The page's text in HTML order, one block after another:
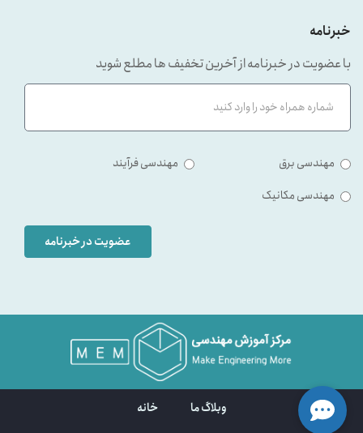
خبرنامه
با عضویت در خبرنامه از آخرین تخفیف ها مطلع شوید
مهندسی برق
مهندسی فرآیند
مهندسی مکانیک
عضویت در خبرنامه
وبلاگ ما خانه